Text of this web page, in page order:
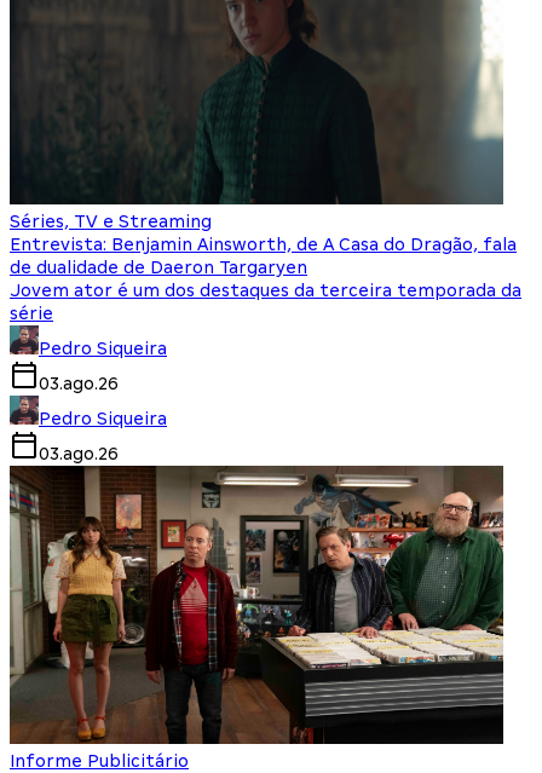
Séries, TV e Streaming
Entrevista: Benjamin Ainsworth, de A Casa do Dragão, fala
de dualidade de Daeron Targaryen
Jovem ator é um dos destaques da terceira temporada da
série
Pedro Siqueira
03.ago.26
Pedro Siqueira
03.ago.26
Informe Publicitário